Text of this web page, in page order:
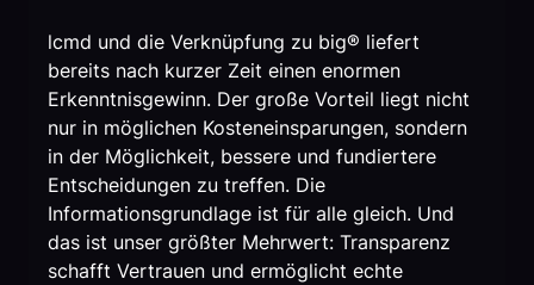
lcmd und die Verknüpfung zu big® liefert
bereits nach kurzer Zeit einen enormen
Erkenntnisgewinn. Der große Vorteil liegt nicht
nur in möglichen Kosteneinsparungen, sondern
in der Möglichkeit, bessere und fundiertere
Entscheidungen zu treffen. Die
Informationsgrundlage ist für alle gleich. Und
das ist unser größter Mehrwert: Transparenz
schafft Vertrauen und ermöglicht echte